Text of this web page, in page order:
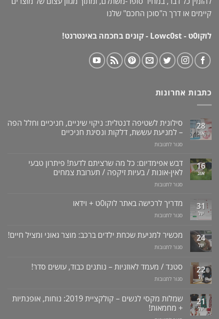
קיימים או דרך ה"סוכן החכם" שלנו
לוקו0ט - Lowc0st - קונים בחכמה באינטרנט!
כתבות אחרונות
28
אוג
סילונית לשטיפה דנטלית: ניקוי שיניים, חניכיים וחלל הפה
– למניעת עששת, דלקות ונסיגת חניכיים
סגור לתגובות
לשטיפה
דנטלית:
ניקוי
שיניים,
וחלל
–
עששת,
ונסיגת
16
אוג
דבש אפימדיום: כל מה שרציתם לדעת! פיתרון טבעי
לאין-אונות / בעיות זיקפה / תערובת צמחים
סגור לתגובות
אפימדיום:
כל
מה
לדעת!
טבעי
/
זיקפה
תערובת
צמחים
31
יול
מדריך לרכישה באתר לוקו0ט + וידאו
סגור לתגובות
באתר
וידאו
24
יול
מכשיר למניעת שכחת ילדים ברכב: מוצר גאוני ומציל חיים!
סגור לתגובות
שכחת
ילדים
מוצר
גאוני
ומציל
22
יול
סטנד / מעמד לאוזניות – נותנים כבוד, עושים סדר!
סגור לתגובות
מעמד
לאוזניות
21
יול
שמלות מקסי לנשים – קולקציית 2019: נוחות, אופנתיות
+ מחמאות!